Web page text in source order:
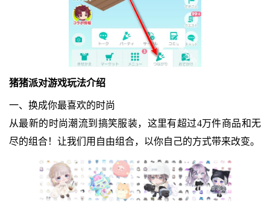
猪猪派对游戏玩法介绍
一、换成你最喜欢的时尚
从最新的时尚潮流到搞笑服装，这里有超过4万件商品和无
尽的组合！让我们用自由组合，以你自己的方式带来改变。